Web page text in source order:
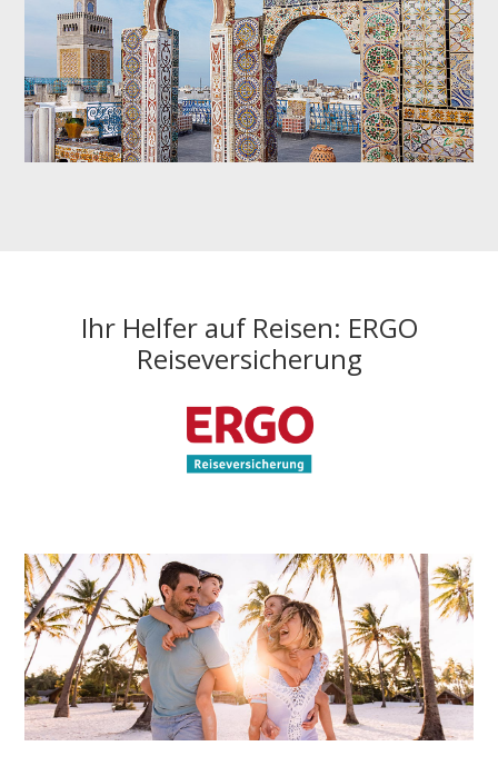
Ihr Helfer auf Reisen: ERGO
Reiseversicherung